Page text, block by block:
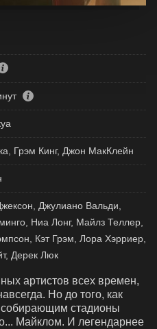
Грэм Кинг, Джон МакКлейн
Джулиано Вальди,
Ниа Лонг, Майлз Теллер,
Кэт Грэм, Лора Хэрриер,
Дерек Люк
артистов всех времен,
Но до того, как
собирающим стадионы
Майклом. И легендарнее